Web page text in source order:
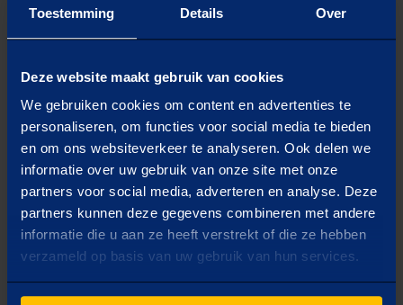
Toestemming Details Over
Deze website maakt gebruik van cookies
We gebruiken cookies om content en advertenties te
personaliseren, om functies voor social media te bieden
en om ons websiteverkeer te analyseren. Ook delen we
informatie over uw gebruik van onze site met onze
partners voor social media, adverteren en analyse. Deze
partners kunnen deze gegevens combineren met andere
informatie die u aan ze heeft verstrekt of die ze hebben
verzameld op basis van uw gebruik van hun services.
Selecteer één optie
Capaciteit uitbreiden
Inzicht in verbruik